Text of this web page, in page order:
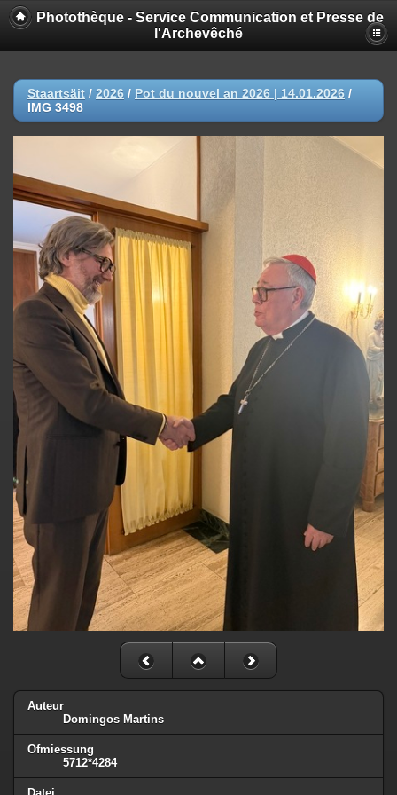
Photothèque - Service Communication et Presse de
l'Archevêché
Staartsäit / 2026 / Pot du nouvel an 2026 | 14.01.2026 /
IMG 3498
Auteur
Domingos Martins
Ofmiessung
5712*4284